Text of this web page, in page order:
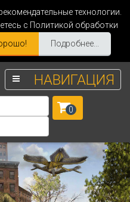
технологии.
с Политикой обработки
Подробнее...
НАВИГАЦИЯ
0